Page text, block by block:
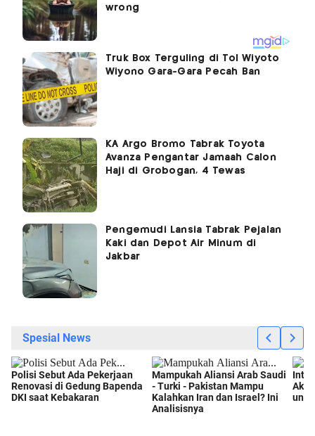
Truk Box Terguling di Tol Wiyoto
Wiyono Gara-Gara Pecah Ban
KA Argo Bromo Tabrak Toyota
Avanza Pengantar Jamaah Calon
Haji di Grobogan, 4 Tewas
Pengemudi Lansia Tabrak Pejalan
Kaki dan Depot Air Minum di
Jakbar